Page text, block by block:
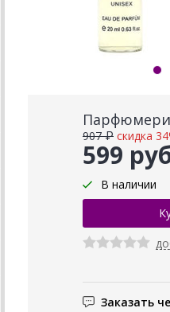
599
907 ₽ скидка
В наличии
Заказать